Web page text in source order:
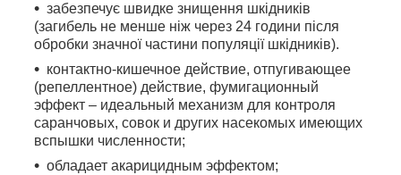
забезпечує швидке знищення шкідників
(загибель не менше ніж через 24 години після
обробки значної частини популяції шкідників).
контактно-кишечное действие, отпугивающее
(репеллентное) действие, фумигационный
эффект – идеальный механизм для контроля
саранчовых, совок и других насекомых имеющих
вспышки численности;
обладает акарицидным эффектом;